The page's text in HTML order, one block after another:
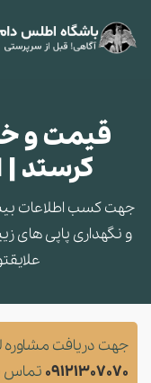
قیمت و
کرستد | Chinese Crested
جهت کسب اطلاعات
و نگهداری پاپی های
جهت دریافت مشاوره
09121307070 تماس